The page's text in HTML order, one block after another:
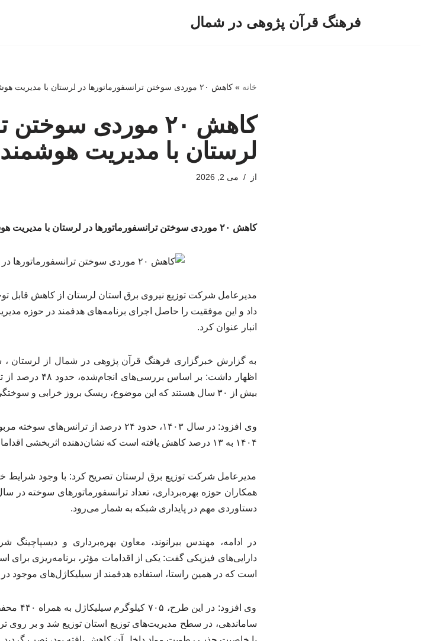
فرهنگ قرآن پژوهی در شمال
خانه »کاهش ۲۰ موردی سوختن ترانسفورماتورها در لرستان با مدیریت هوشمند دارایی ها
کاهش ۲۰ موردی
لرستان با مدیریت هوشمند
از می 2, 2026
کاهش ۲۰ موردی سوختن ترانسفورماتورها در لرستان با مدیریت هوشمند دارایی ها
داد و این موفقیت را حاصل اجرای برنامه‌های هدفمند در حوزه
انبار عنوان کرد.
به گزارش خبرگزاری فرهنگ قرآن پژوهی در شمال از لرستان
اظهار داشت: بر
بیش از ۳۰ سال هستند که این موضوع، ریسک بروز خرابی و سوختگی را به‌طور قابل توجهی افزایش می‌دهد.
وی افزود: در سال ۱۴۰۳، حدود ۲۴ درصد از
۱۴۰۴ به ۱۳ درصد کاهش یافته است که نشان‌دهنده اثربخشی اقدامات پیشگیرانه و بازدیدهای منظم در سطح شبکه است.
مدیرعامل شرکت توزیع برق لرستان تصریح کرد: با وجود شرایط
دستاوردی مهم در پایداری شبکه به شمار می‌رود.
در ادامه، مهندس بیرانوند، معاون بهره‌برداری و
دارایی‌های فیزیکی گفت: یکی از اقدامات مؤثر، برنامه‌ریزی برای
است که در همین راستا، استفاده هدفمند از سیلیکاژل‌های موجود
ساماندهی، در سطح مدیریت‌های توزیع استان توزیع شد و بر روی